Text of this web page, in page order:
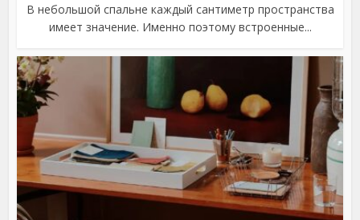
В небольшой спальне каждый сантиметр пространства
имеет значение. Именно поэтому встроенные...